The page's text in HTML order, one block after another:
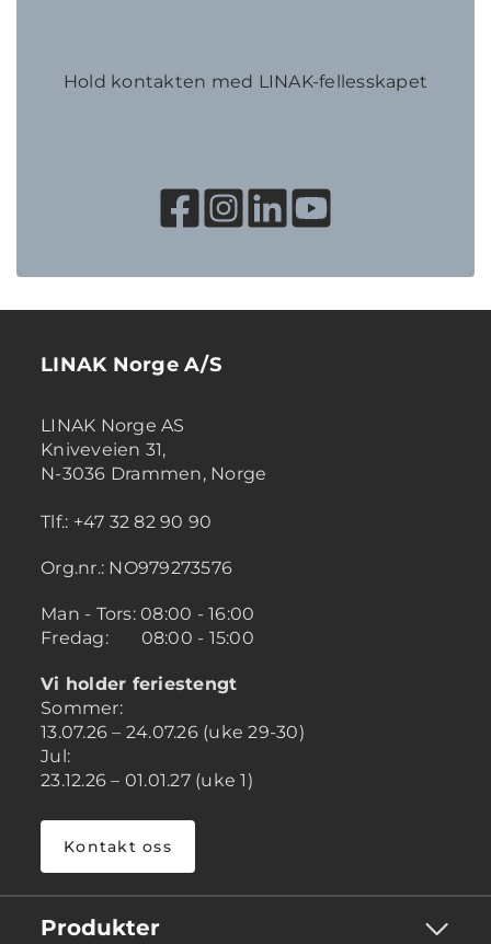
Hold kontakten med LINAK-fellesskapet
LINAK Norge A/S
LINAK Norge AS
Kniveveien 31,
N-3036 Drammen, Norge
Tlf.: +47 32 82 90 90
Org.nr.: NO979273576
Man - Tors: 08:00 - 16:00
Fredag: 08:00 - 15:00
Vi holder feriestengt
Sommer:
13.07.26 – 24.07.26 (uke 29-30)
Jul:
23.12.26 – 01.01.27 (uke 1)
Kontakt oss
Produkter